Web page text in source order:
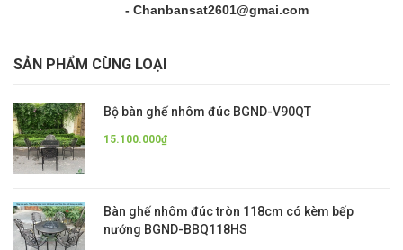
- Chanbansat2601@gmai.com
SẢN PHẨM CÙNG LOẠI
Bộ bàn ghế nhôm đúc BGND-V90QT
15.100.000₫
Bàn ghế nhôm đúc tròn 118cm có kèm bếp
nướng BGND-BBQ118HS